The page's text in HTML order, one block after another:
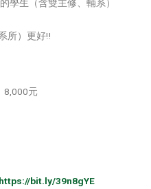
學生（含雙主修、輔系）
所）更好‼️
8,000元
https://bit.ly/39n8gYE